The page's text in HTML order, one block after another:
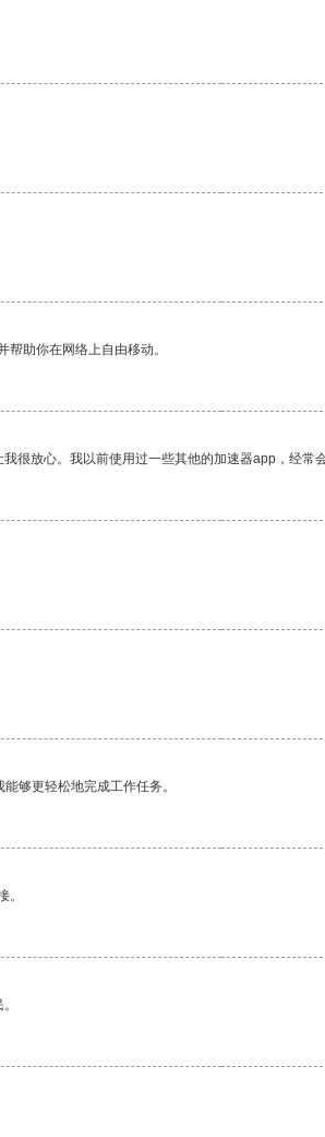
助你在网络上自由移动。
很放心。我以前使用过一些其他的加速器app，经常
够更轻松地完成工作任务。
。